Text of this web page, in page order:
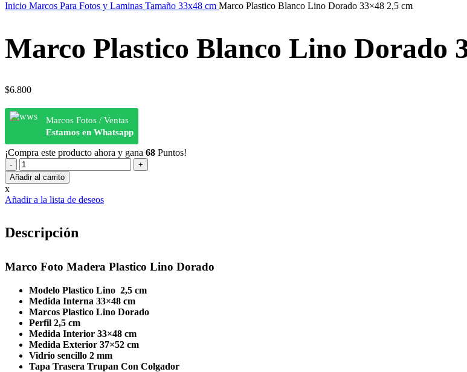
Inicio Marcos Para Fotos y Laminas Tamaño 33x48 cm Marco Plastico Blanco Lino Dorado 33×48 2,5 cm
Marco Plastico Blanco Lino Dorado
$6.800
Marcos Fotos / Ventas
Estamos en Whatsapp
¡Compra este producto ahora y gana 68 Puntos!
Marco
Plastico
Blanco
Lino
Dorado
cm
Añadir al carrito
x
Añadir a la lista de deseos
Descripción
Marco Foto Madera Plastico Lino Dorado
Modelo Plastico Lino 2,5 cm
Medida Interna 33×48 cm
Marcos Plastico Lino Dorado
Perfil 2,5 cm
Medida Interior 33×48 cm
Medida Exterior 37×52 cm
Vidrio sencillo 2 mm
Tapa Trasera Trupan Con Colgador